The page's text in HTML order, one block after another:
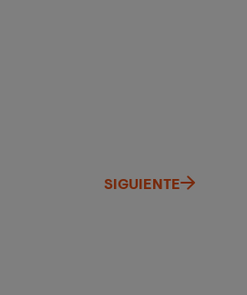
SIGUIENTE